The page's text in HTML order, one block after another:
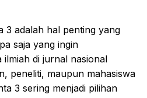
3 adalah hal penting yang
saja yang ingin
di jurnal nasional
peneliti, maupun mahasiswa
3 sering menjadi pilihan